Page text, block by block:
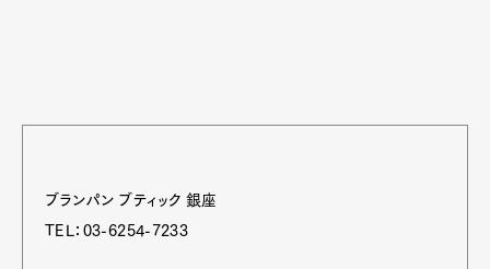
ブランパン ブティック 銀座
TEL：03-6254-7233